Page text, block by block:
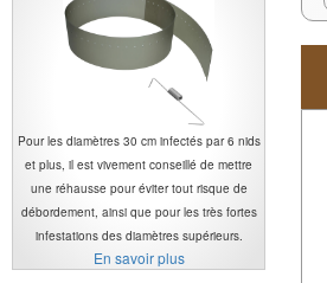
Pour les diamètres 30 cm infectés par 6 nids
et plus, il est vivement conseillé de mettre
une réhausse pour éviter tout risque de
débordement, ainsi que pour les très fortes
infestations des diamètres supérieurs.
En savoir plus